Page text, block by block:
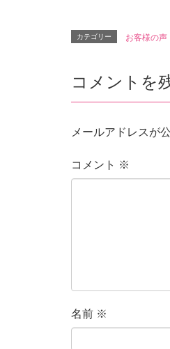
カテゴリー お客様の声
コメントを
メールアドレスが
コメント ※
名前 ※